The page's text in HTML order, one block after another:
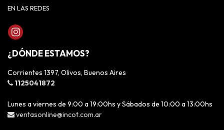
EN LAS REDES
¿DÓNDE ESTAMOS?
Corrientes 1397, Olivos, Buenos Aires
1125041872
Lunes a viernes de 9:00 a 19:00hs y Sábados de 10:00 a 13:00hs
ventasonline@incot.com.ar